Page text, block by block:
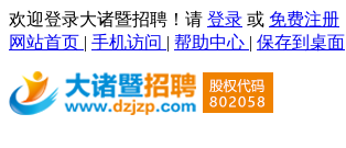
欢迎登录大诸暨招聘！请 登录 或 免费注册
网站首页 | 手机访问 | 帮助中心 | 保存到桌面